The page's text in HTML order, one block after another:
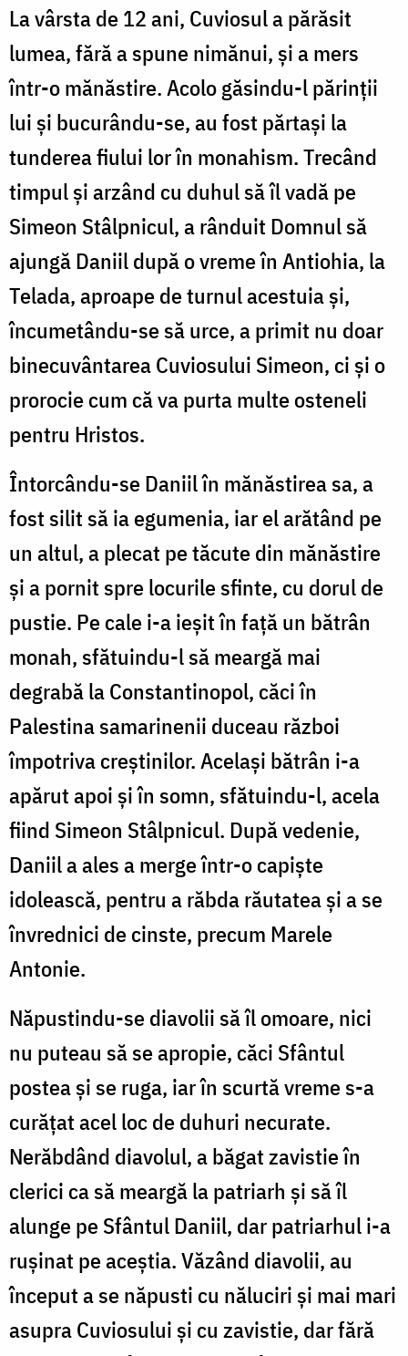
La vârsta de 12 ani, Cuviosul a părăsit
lumea, fără a spune nimănui, şi a mers
într-o mănăstire. Acolo găsindu-l părinţii
lui şi bucurându-se, au fost părtaşi la
tunderea fiului lor în monahism. Trecând
timpul şi arzând cu duhul să îl vadă pe
Simeon Stâlpnicul, a rânduit Domnul să
ajungă Daniil după o vreme în Antiohia, la
Telada, aproape de turnul acestuia şi,
încumetându-se să urce, a primit nu doar
binecuvântarea Cuviosului Simeon, ci şi o
prorocie cum că va purta multe osteneli
pentru Hristos.
Întorcându-se Daniil în mănăstirea sa, a
fost silit să ia egumenia, iar el arătând pe
un altul, a plecat pe tăcute din mănăstire
şi a pornit spre locurile sfinte, cu dorul de
pustie. Pe cale i-a ieşit în faţă un bătrân
monah, sfătuindu-l să meargă mai
degrabă la Constantinopol, căci în
Palestina samarinenii duceau război
împotriva creştinilor. Acelaşi bătrân i-a
apărut apoi şi în somn, sfătuindu-l, acela
fiind Simeon Stâlpnicul. După vedenie,
Daniil a ales a merge într-o capişte
idolească, pentru a răbda răutatea şi a se
învrednici de cinste, precum Marele
Antonie.
Năpustindu-se diavolii să îl omoare, nici
nu puteau să se apropie, căci Sfântul
postea şi se ruga, iar în scurtă vreme s-a
curăţat acel loc de duhuri necurate.
Nerăbdând diavolul, a băgat zavistie în
clerici ca să meargă la patriarh şi să îl
alunge pe Sfântul Daniil, dar patriarhul i-a
ruşinat pe aceştia. Văzând diavolii, au
început a se năpusti cu năluciri şi mai mari
asupra Cuviosului şi cu zavistie, dar fără